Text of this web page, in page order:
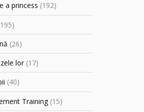
a princess (192)
(26)
lor (17)
(40)
Training (15)